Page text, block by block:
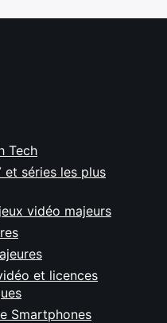
Tech
et séries les plus
vidéo majeurs
et licences
Smartphones